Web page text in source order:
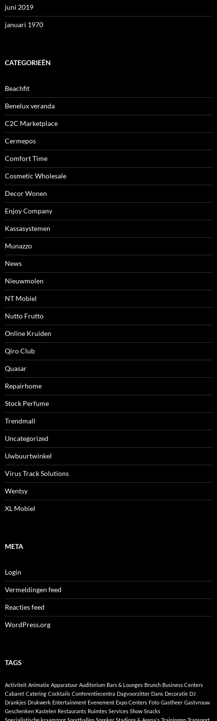
juni 2019
januari 1970
CATEGORIEËN
Beachfit
Benelux veranda
C2C Marketplace
Cermepos
Comfort Time
Cosmetic Wholesale
Decor Wonen
Enjoy Company
Kassasystemen
Munazzo
News
Nieuwmolen
NT Mobiel
Nutto Frutto
Online Kruiden
Qiro Club
Quasar
Repairhome
Stock Perfume
Trendmall
Uncategorized
Uwbuurtwinkel
Virus Track Solutions
Wentsy
XL Mobiel
META
Login
Vermeldingen feed
Reacties feed
WordPress.org
TAGS
Activiteit Animatie Apparatuur Auditorium Bars & Lounges Brunch Business Centers
Cabaret Catering Cocktails Conferentiecentra Dagvoorzitter Dans Decoratie DJ
Drankjes Drukwerk Entertainment Evenement Expo Centers Foto Gastheer Gastvrouw
Geschenken Kastelen Restaurants Ruimtes Services Show Snacks